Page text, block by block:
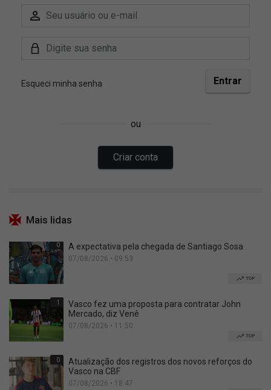
Mais lidas
0 A expectativa pela chegada de Santiago Sosa
07/08/2026 • 09:53
TOP
1
Vasco fez uma proposta para contratar John
Mercado, diz Venê
07/08/2026 • 11:50
TOP
0
Atualização dos registros dos novos reforços do
Vasco na CBF
07/08/2026 • 18:47